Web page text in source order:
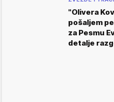
"Olivera
pošaljem
za Pesmu
detalje